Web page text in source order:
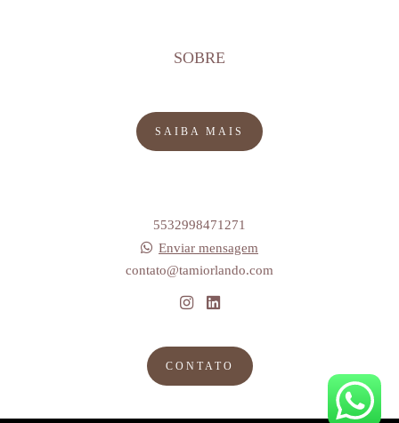
SOBRE
SAIBA MAIS
5532998471271
Enviar mensagem
contato@tamiorlando.com
CONTATO